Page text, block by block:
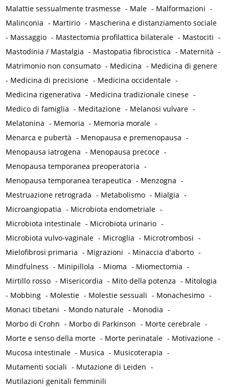
Malattie sessualmente trasmesse - Male - Malformazioni -
Malinconia - Martirio - Mascherina e distanziamento sociale
- Massaggio - Mastectomia profilattica bilaterale - Mastociti -
Mastodinia / Mastalgia - Mastopatia fibrocistica - Maternità -
Matrimonio non consumato - Medicina - Medicina di genere
- Medicina di precisione - Medicina occidentale -
Medicina rigenerativa - Medicina tradizionale cinese -
Medico di famiglia - Meditazione - Melanosi vulvare -
Melatonina - Memoria - Memoria morale -
Menarca e pubertà - Menopausa e premenopausa -
Menopausa iatrogena - Menopausa precoce -
Menopausa temporanea preoperatoria -
Menopausa temporanea terapeutica - Menzogna -
Mestruazione retrograda - Metabolismo - Mialgia -
Microangiopatia - Microbiota endometriale -
Microbiota intestinale - Microbiota urinario -
Microbiota vulvo-vaginale - Microglia - Microtrombosi -
Mielofibrosi primaria - Migrazioni - Minaccia d'aborto -
Mindfulness - Minipillola - Mioma - Miomectomia -
Mirtillo rosso - Misericordia - Mito della potenza - Mitologia
- Mobbing - Molestie - Molestie sessuali - Monachesimo -
Monaci tibetani - Mondo naturale - Monodia -
Morbo di Crohn - Morbo di Parkinson - Morte cerebrale -
Morte e senso della morte - Morte perinatale - Motivazione -
Mucosa intestinale - Musica - Musicoterapia -
Mutamenti sociali - Mutazione di Leiden -
Mutilazioni genitali femminili